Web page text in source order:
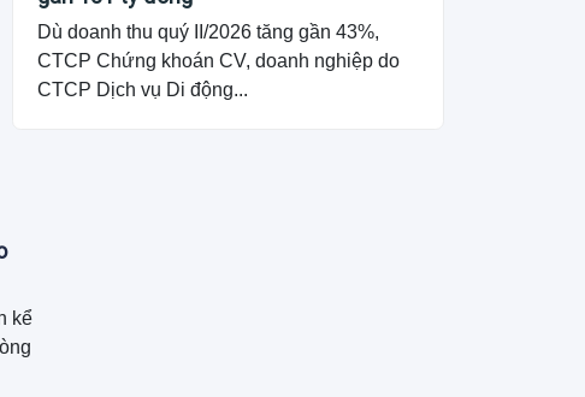
Dù doanh thu quý II/2026 tăng gần 43%,
CTCP Chứng khoán CV, doanh nghiệp do
CTCP Dịch vụ Di động...
kể